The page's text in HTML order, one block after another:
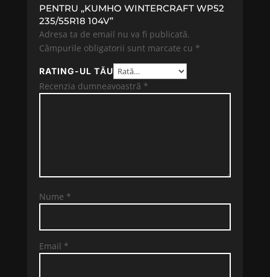
PENTRU „KUMHO WINTERCRAFT WP52
235/55R18 104V”
Adresa ta de email nu va fi publicată.
Câmpurile obligatorii sunt marcate cu *
RATING-UL TĂU
Recenzia dumneavoastră *
Nume *
Email *